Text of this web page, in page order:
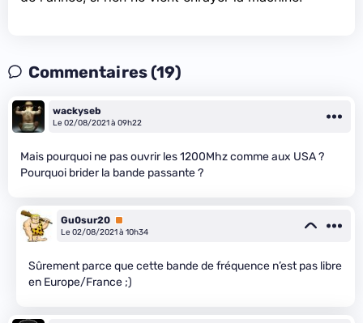
Commentaires (19)
wackyseb
Le 02/08/2021 à 09h22
Mais pourquoi ne pas ouvrir les 1200Mhz comme aux USA ?
Pourquoi brider la bande passante ?
Gu0sur20 Premium
Le 02/08/2021 à 10h34
Sûrement parce que cette bande de fréquence n’est pas libre
en Europe/France ;)